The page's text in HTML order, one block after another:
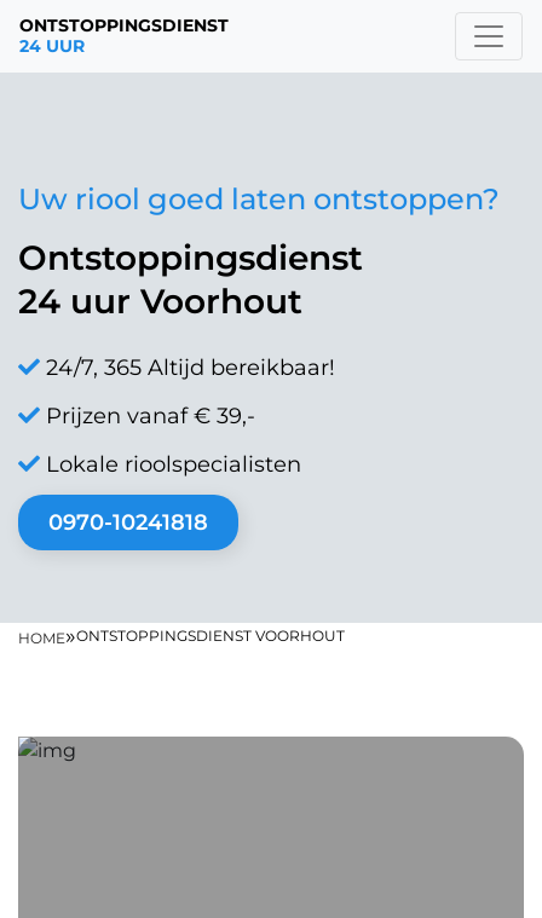
ONTSTOPPINGSDIENST
24 UUR
Uw riool goed laten ontstoppen?
Ontstoppingsdienst
24 uur Voorhout
24/7, 365 Altijd bereikbaar!
Prijzen vanaf € 39,-
Lokale rioolspecialisten
0970-10241818
HOME»ONTSTOPPINGSDIENST VOORHOUT